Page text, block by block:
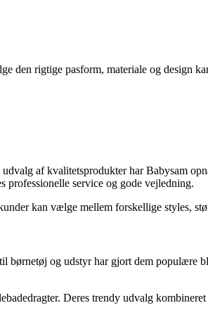
den rigtige pasform, materiale og design
af kvalitetsprodukter har Babysam
service og gode vejledning.
kan vælge mellem forskellige styles,
og udstyr har gjort dem populære
Deres trendy udvalg